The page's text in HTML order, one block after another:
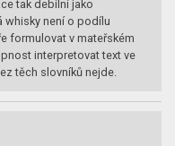
tak debilní jako
whisky není o podílu
formulovat v mateřském
interpretovat text ve
těch slovníků nejde.